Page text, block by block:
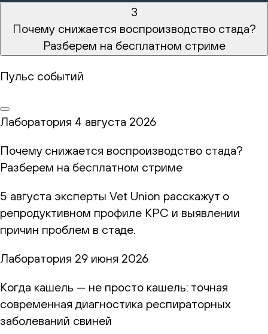
3
Почему снижается воспроизводство стада?
Разберем на бесплатном стриме
Пульс событий
Лаборатория 4 августа 2026
Почему снижается воспроизводство стада?
Разберем на бесплатном стриме
5 августа эксперты Vet Union расскажут о
репродуктивном профиле КРС и выявлении
причин проблем в стаде.
Лаборатория 29 июня 2026
Когда кашель — не просто кашель: точная
современная диагностика респираторных
заболеваний свиней